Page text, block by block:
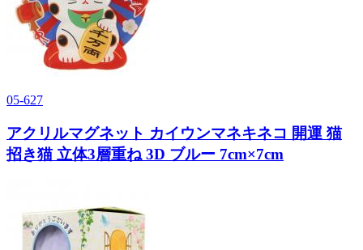
05-627
アクリルマグネット カイウンマネキネコ 開運 猫
招き猫 立体3層重ね 3D ブルー 7cm×7cm